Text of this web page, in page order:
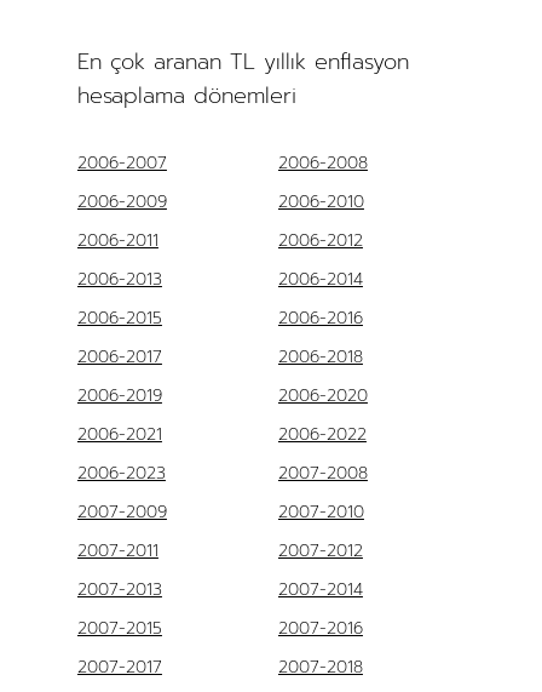
En çok aranan TL yıllık enflasyon
hesaplama dönemleri
2006-2007
2006-2008
2006-2009
2006-2010
2006-2011
2006-2012
2006-2013
2006-2014
2006-2015
2006-2016
2006-2017
2006-2018
2006-2019
2006-2020
2006-2021
2006-2022
2006-2023
2007-2008
2007-2009
2007-2010
2007-2011
2007-2012
2007-2013
2007-2014
2007-2015
2007-2016
2007-2017
2007-2018